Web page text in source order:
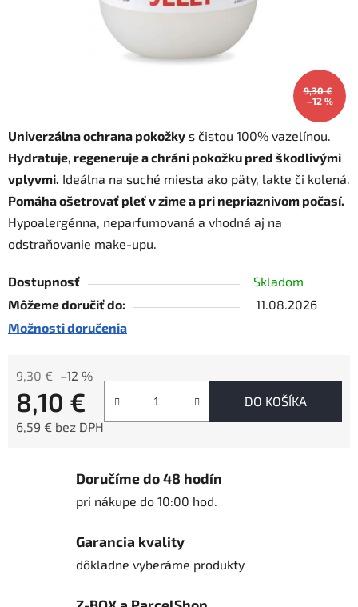
Univerzálna ochrana pokožky s čistou 100% vazelínou.
Hydratuje, regeneruje a chráni pokožku pred škodlivými
vplyvmi. Ideálna na suché miesta ako päty, lakte či kolená.
Pomáha ošetrovať pleť v zime a pri nepriaznivom počasí.
Hypoalergénna, neparfumovaná a vhodná aj na
odstraňovanie make-upu.
Dostupnosť
Skladom
Môžeme doručiť do:
11.08.2026
Možnosti doručenia
9,30 € –12 %
8,10 €
6,59 € bez DPH
DO KOŠÍKA
9,30 €
–12 %
Doručíme do 48 hodín
pri nákupe do 10:00 hod.
Garancia kvality
dôkladne vyberáme produkty